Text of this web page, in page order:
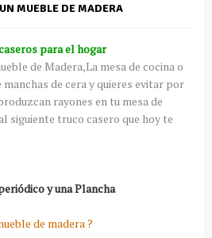
MUEBLE DE MADERA
para el hogar
de Madera,La mesa de cocina o
de cera y quieres evitar por
rayones en tu mesa de
siguiente truco casero que hoy te
y una Plancha
de madera ?